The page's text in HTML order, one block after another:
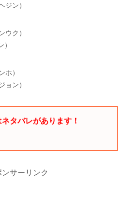
ジン）
ウク）
）
ホ）
ョン）
タバレがあります！
ンサーリンク